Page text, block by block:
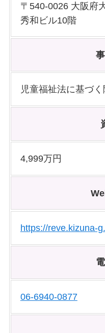
〒540-0026 大阪府
秀和ビル10階
児童福祉法に基づ
4,999万円
https://reve.kizuna-
06-6940-0877